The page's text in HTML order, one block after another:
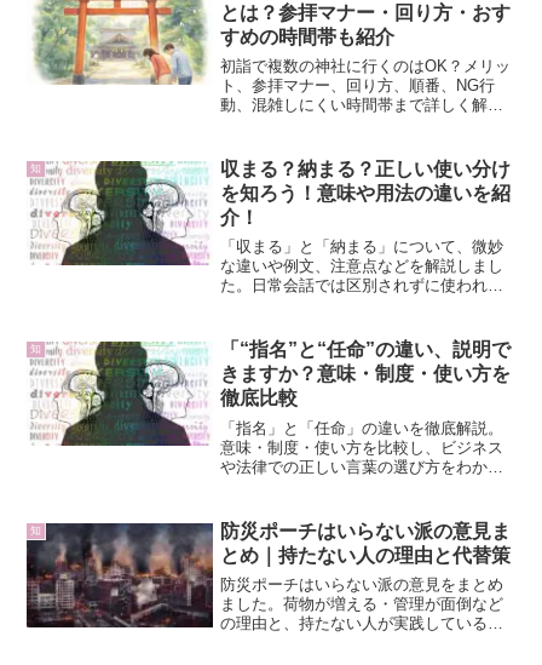
とは？参拝マナー・回り方・おす
すめの時間帯も紹介
初詣で複数の神社に行くのはOK？メリッ
ト、参拝マナー、回り方、順番、NG行
動、混雑しにくい時間帯まで詳しく解
知
収まる？納まる？正しい使い分け
を知ろう！意味や用法の違いを紹
介！
「収まる」と「納まる」について、微妙
な違いや例文、注意点などを解説しまし
た。日常会話では区別されずに使われて
知
「“指名”と“任命”の違い、説明で
きますか？意味・制度・使い方を
徹底比較
「指名」と「任命」の違いを徹底解説。
意味・制度・使い方を比較し、ビジネス
や法律での正しい言葉の選び方をわかり
知
防災ポーチはいらない派の意見ま
とめ｜持たない人の理由と代替策
防災ポーチはいらない派の意見をまとめ
ました。荷物が増える・管理が面倒など
の理由と、持たない人が実践している代